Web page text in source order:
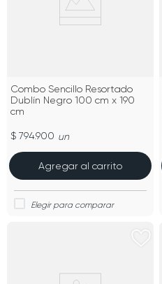
Combo Sencillo Resortado
Dublín Negro 100 cm x 190
cm
$ 794.900 un
Agregar al carrito